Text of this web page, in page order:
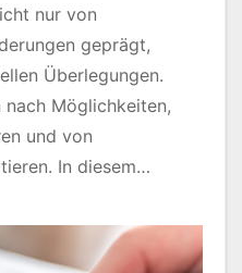
nur von
geprägt,
Überlegungen.
nach Möglichkeiten,
und von
In diesem…